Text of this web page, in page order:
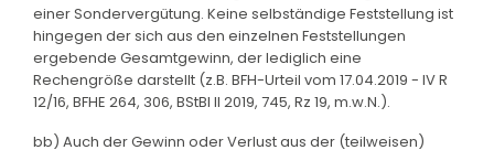
einer Sondervergütung. Keine selbständige Feststellung ist
hingegen der sich aus den einzelnen Feststellungen
ergebende Gesamtgewinn, der lediglich eine
Rechengröße darstellt (z.B. BFH-Urteil vom 17.04.2019 - IV R
12/16, BFHE 264, 306, BStBl II 2019, 745, Rz 19, m.w.N.).
bb) Auch der Gewinn oder Verlust aus der (teilweisen)